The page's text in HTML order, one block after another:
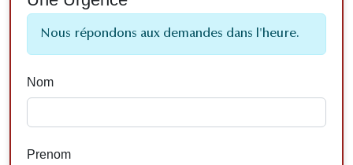
Nous répondons aux demandes dans l'heure.
Nom
Prenom